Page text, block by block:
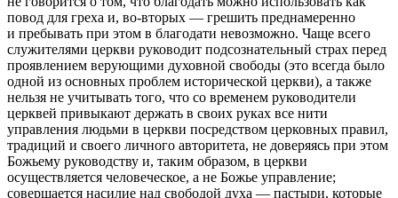
повод для греха и, во-вторых — грешить преднамеренно
и пребывать при этом в благодати невозможно. Чаще всего
служителями церкви руководит подсознательный страх перед
проявлением верующими духовной свободы (это всегда было
одной из основных проблем исторической церкви), а также
нельзя не учитывать того, что со временем руководители
церквей привыкают держать в своих руках все нити
управления людьми в церкви посредством церковных правил,
традиций и своего личного авторитета, не доверяясь при этом
Божьему руководству и, таким образом, в церкви
осуществляется человеческое, а не Божье управление;
совершается насилие над свободой духа — пастыри, которые